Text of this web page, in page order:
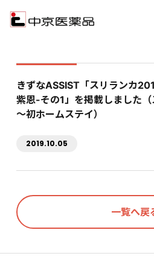
きずなASSIST「スリランカ
紫恩-その1」を掲載しました
～初ホームステイ）
2019.10.05
一覧へ戻